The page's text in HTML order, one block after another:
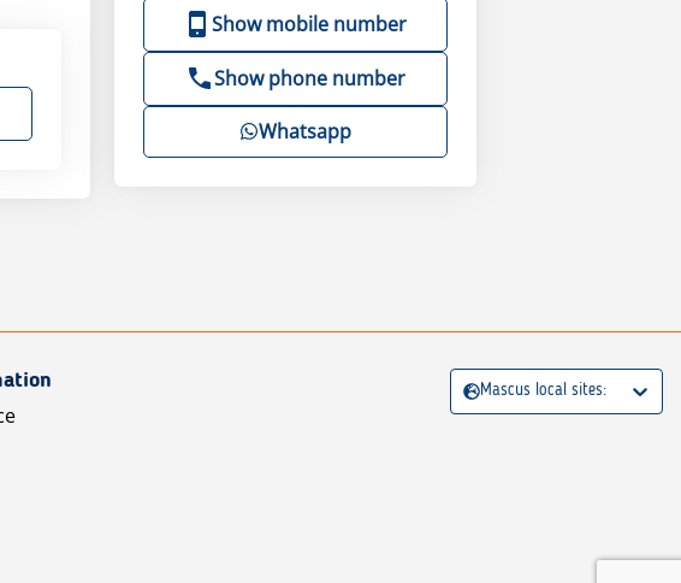
Show mobile number
Show phone number
Whatsapp
Mascus local sites: